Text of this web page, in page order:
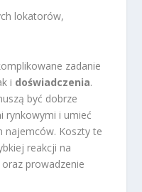
lokatorów,
zadanie
i doświadczenia.
być dobrze
rynkowymi i umieć
najemców. Koszty te
reakcji na
prowadzenie